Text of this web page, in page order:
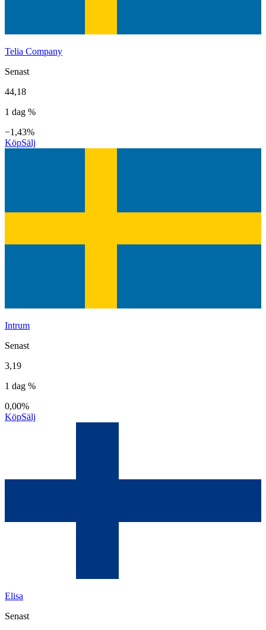
Telia Company
Senast
44,18
1 dag %
−1,43%
KöpSälj
Intrum
Senast
3,19
1 dag %
0,00%
KöpSälj
Elisa
Senast